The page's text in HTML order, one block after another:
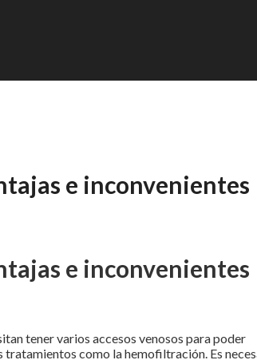
e inconvenientes
e inconvenientes
tener varios accesos venosos para poder
como la hemofiltración. Es